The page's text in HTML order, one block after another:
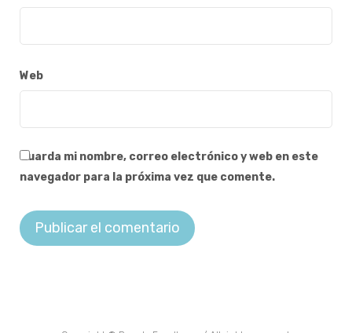
Web
Guarda mi nombre, correo electrónico y web en este
navegador para la próxima vez que comente.